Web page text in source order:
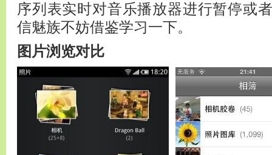
序列表实时对音乐播放器进行暂停或
信魅族不妨借鉴学习一下。
图片浏览对比